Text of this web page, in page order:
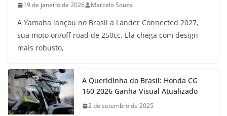
19 de janeiro de 2026 Marcelo Souza
A Yamaha lançou no Brasil a Lander Connected 2027,
sua moto on/off-road de 250cc. Ela chega com design
mais robusto,
A Queridinha do Brasil: Honda CG
160 2026 Ganha Visual Atualizado
2 de setembro de 2025